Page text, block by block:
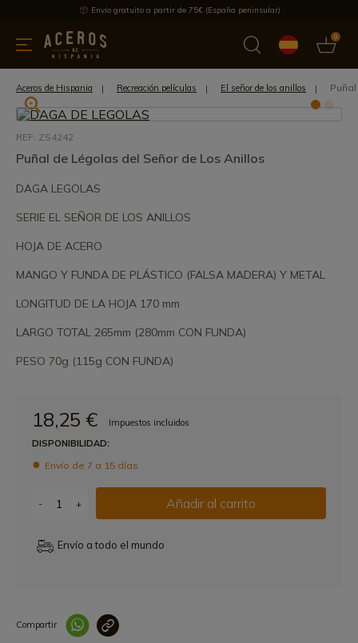
Envío gratuito a partir de 75€ (España peninsular)
0
menaje Ofertas Ultimas novedades Los más vendidos
Aceros de Hispania Recreación películas El señor de los anillos
REF: ZS4242
Puñal de Légolas del Señor de Los Anillos
DAGA LEGOLAS
SERIE EL SEÑOR DE LOS ANILLOS
HOJA DE ACERO
MANGO Y FUNDA DE PLÁSTICO (FALSA MADERA) Y METAL
LONGITUD DE LA HOJA 170 mm
LARGO TOTAL 265mm (280mm CON FUNDA)
PESO 70g (115g CON FUNDA)
18,25 €
Impuestos incluidos
DISPONIBILIDAD:
Envío de 7 a 15 días
- + Añadir al carrito
Envío a todo el mundo
Compartir